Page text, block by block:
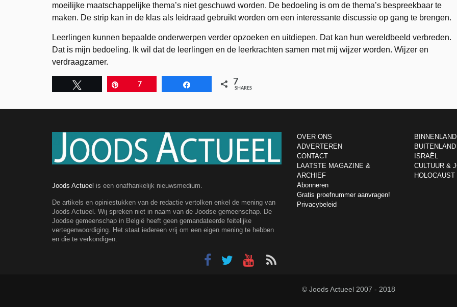
moeilijke maatschappelijke thema’s niet geschuwd worden. De bedoeling is om de thema’s bespreekbaar te
maken. De strip kan in de klas als leidraad gebruikt worden om een interessante discussie op gang te brengen.
Leerlingen kunnen bepaalde onderwerpen verder opzoeken en uitdiepen. Dat kan hun wereldbeeld verbreden.
Dat is mijn bedoeling. Ik wil dat de leerlingen en de leerkrachten samen met mij wijzer worden. Wijzer en
verdraagzamer.
7 7
SHARES
Joods Actueel is een onafhankelijk nieuwsmedium.
De artikels en opiniestukken van de redactie vertolken enkel de mening van
Joods Actueel. Wij spreken niet in naam van de Joodse gemeenschap. De
Joodse gemeenschap in België heeft geen gemandateerde feitelijke
vertegenwoordiging. Het staat iedereen vrij om een eigen mening te hebben
en die te verkondigen.
OVER ONS
ADVERTEREN
CONTACT
LAATSTE MAGAZINE &
ARCHIEF
Abonneren
Gratis proefnummer aanvragen!
Privacybeleid
BINNENLAND
BUITENLAND
ISRAËL
CULTUUR &
HOLOCAUST
© Joods Actueel 2007 - 2018